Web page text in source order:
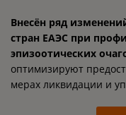
Внесён ряд
стран ЕАЭС при
эпизоотических
оптимизируют
мерах ликвидации и